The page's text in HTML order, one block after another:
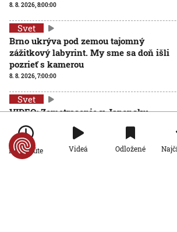
8. 8. 2026, 8:00:00
Svet
Brno ukrýva pod zemou tajomný
zážitkový labyrint. My sme sa doň išli
pozrieť s kamerou
8. 8. 2026, 7:00:00
Svet
VIDEO: Zemetrasenie v Japonsku
zastihlo lekárov uprostred operácie,
pacienta chránili vlastnými telami
7. 8. 2026, 15:01:59
Po minúte Videá Odložené